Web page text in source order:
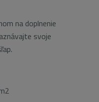
na doplnenie
svoje